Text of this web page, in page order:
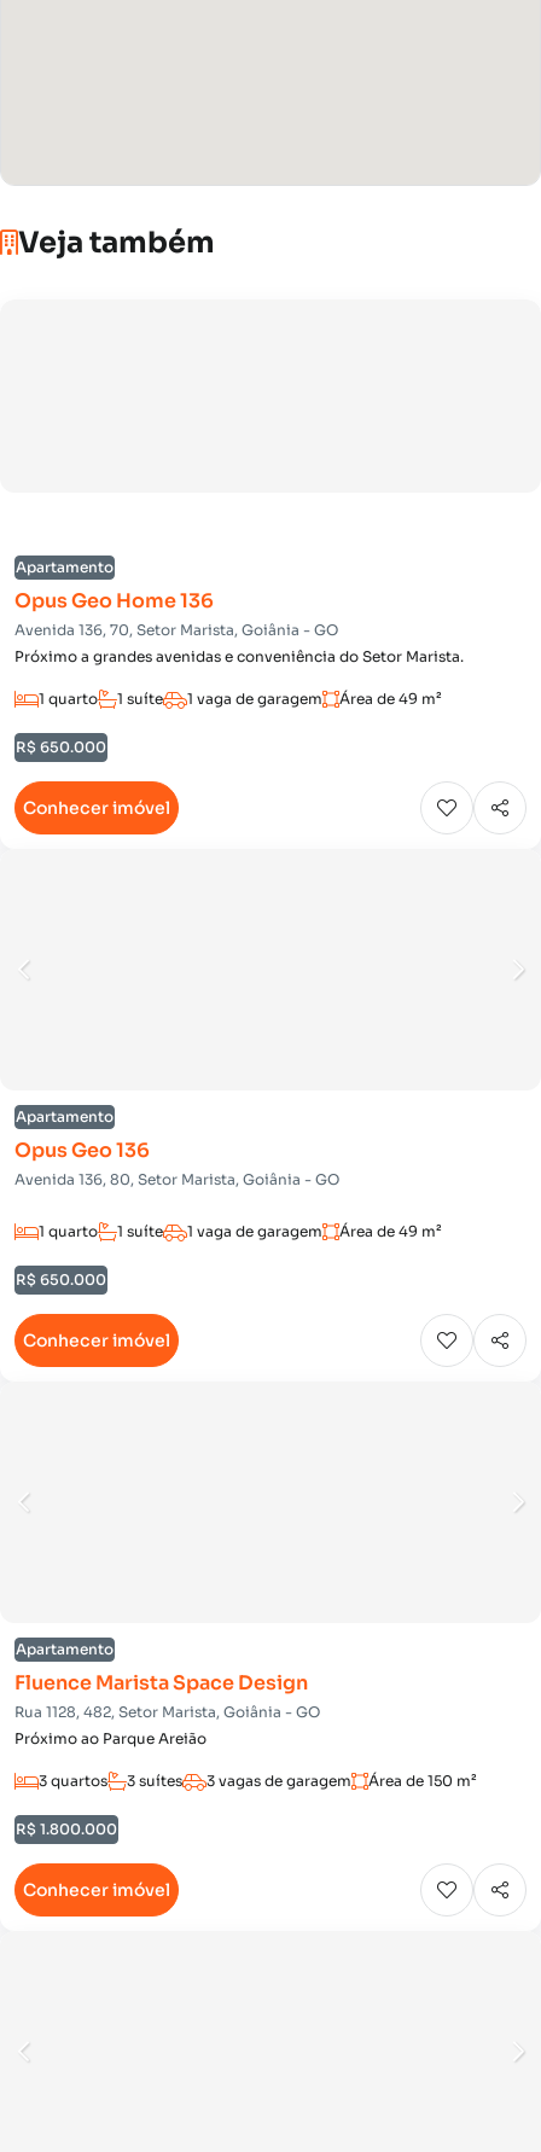
Veja também
Apartamento
Opus Geo Home 136
Avenida 136, 70, Setor Marista, Goiânia - GO
Próximo a grandes avenidas e conveniência do Setor Marista.
1 quarto 1 suíte 1 vaga de garagem Área de 49 m²
R$ 650.000
Conhecer imóvel
Apartamento
Opus Geo 136
Avenida 136, 80, Setor Marista, Goiânia - GO
1 quarto 1 suíte 1 vaga de garagem Área de 49 m²
R$ 650.000
Conhecer imóvel
Apartamento
Fluence Marista Space Design
Rua 1128, 482, Setor Marista, Goiânia - GO
Próximo ao Parque Areião
3 quartos 3 suítes 3 vagas de garagem Área de 150 m²
R$ 1.800.000
Conhecer imóvel